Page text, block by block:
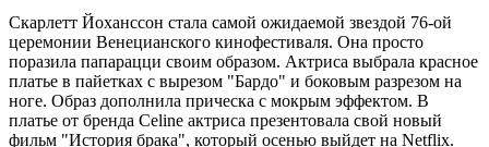
Скарлетт Йоханссон стала самой ожидаемой звездой 76-ой
церемонии Венецианского кинофестиваля. Она просто
поразила папарацци своим образом. Актриса выбрала красное
платье в пайетках с вырезом "Бардо" и боковым разрезом на
ноге. Образ дополнила прическа с мокрым эффектом. В
платье от бренда Celine актриса презентовала свой новый
фильм "История брака", который осенью выйдет на Netflix.